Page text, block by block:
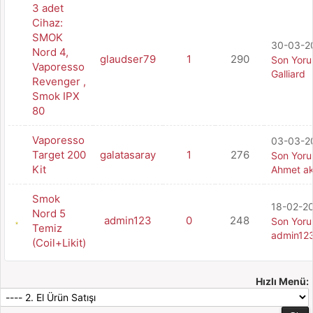
3 adet
Cihaz:
SMOK
Nord 4,
Vaporesso
Revenger ,
Smok IPX
80
glaudser79 1 290
30-03-
Son
Galliard
Vaporesso
Target 200
Kit
galatasaray 1 276
03-03-
Son
Ahmet
Smok
Nord 5
Temiz
(Coil+Likit)
admin123 0 248
18-02-
Son
Hızlı Menü: